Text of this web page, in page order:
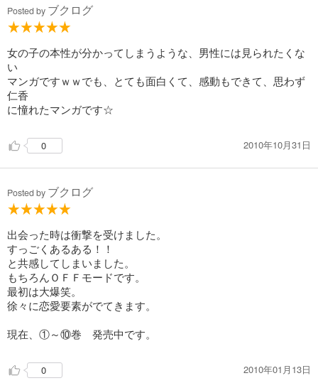
スイッチガール!! 20
完結
カート
543円 (税込)
完結
スイッチガール!! 22
543 円 (税込)
あらすじを表示する
Posted by ブクログ
女の子の本性が分かってしまうような、男性には見られたくな
い
マンガですｗｗでも、とても面白くて、感動もできて、思わず
仁香
に憧れたマンガです☆
0 2010年10月31日
Posted by ブクログ
出会った時は衝撃を受けました。
すっごくあるある！！
と共感してしまいました。
もちろんＯＦＦモードです。
最初は大爆笑。
徐々に恋愛要素がでてきます。
現在、①～⑩巻 発売中です。
0 2010年01月13日